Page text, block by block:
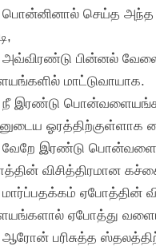
பொன்னினால் செய்த அந்த
அவ்விரண்டு பின்னல்
மாட்டுவாயாக.
நீ இரண்டு
ஓரத்திற்குள்ளாக
வேறே இரண்டு
விசித்திரமான
மார்ப்பதக்கம் ஏபோத்தின்
ஏபோத்து
ஆரோன் பரிசுத்த